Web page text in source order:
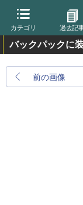
カテゴリ 過去記
バックパックに
前の画像